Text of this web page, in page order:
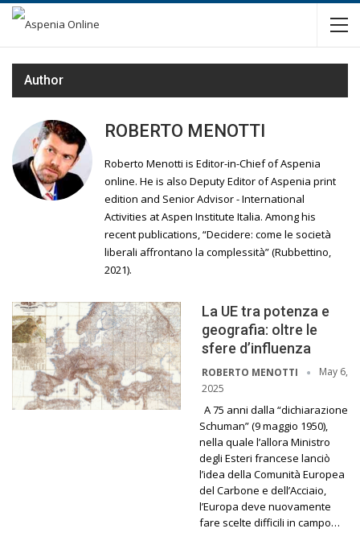
Author
ROBERTO MENOTTI
Roberto Menotti is Editor-in-Chief of Aspenia
online. He is also Deputy Editor of Aspenia print
edition and Senior Advisor - International
Activities at Aspen Institute Italia. Among his
recent publications, “Decidere: come le società
liberali affrontano la complessità” (Rubbettino,
2021).
La UE tra potenza e
geografia: oltre le
sfere d’influenza
ROBERTO MENOTTI
May 6,
2025
A 75 anni dalla “dichiarazione
Schuman” (9 maggio 1950),
nella quale l’allora Ministro
degli Esteri francese lanciò
l’idea della Comunità Europea
del Carbone e dell’Acciaio,
l’Europa deve nuovamente
fare scelte difficili in campo…